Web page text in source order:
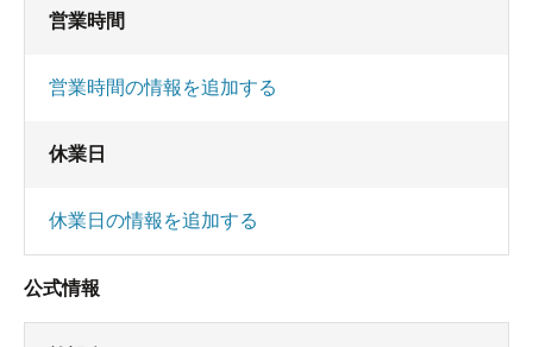
営業時間
営業時間の情報を追加する
休業日
休業日の情報を追加する
公式情報